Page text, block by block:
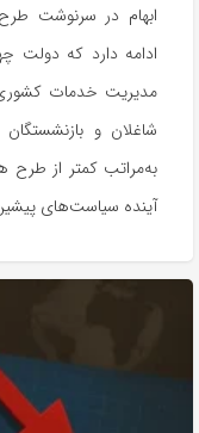
ابهام در سرنوشت
مدیریت خدمات
شاغلان و
به‌مراتب کمتر از
آینده سیاست‌های